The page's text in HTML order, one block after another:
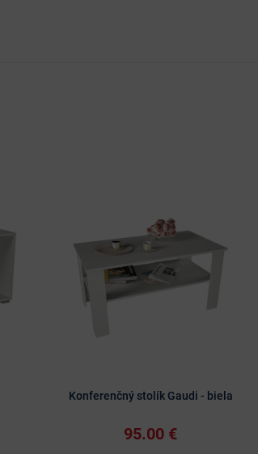
Konferenčný stolík Gaudi - biela
95.00 €